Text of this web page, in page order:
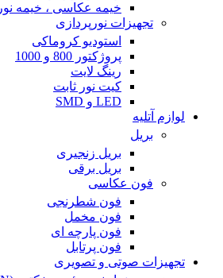
خیمه عکاسی ، خیمه نور
تجهیزات نورپردازی
استودیو کروماکی
پروژکتور 800 و 1000
رینگ لایت
کیت نور ثابت
LED و SMD
لوازم آتلیه
بریل
بریل زنجیری
بریل برقی
فون عکاسی
فون شطرنجی
فون مخمل
فون پارچه ای
فون پرتابل
تجهیزات صوتی و تصویری